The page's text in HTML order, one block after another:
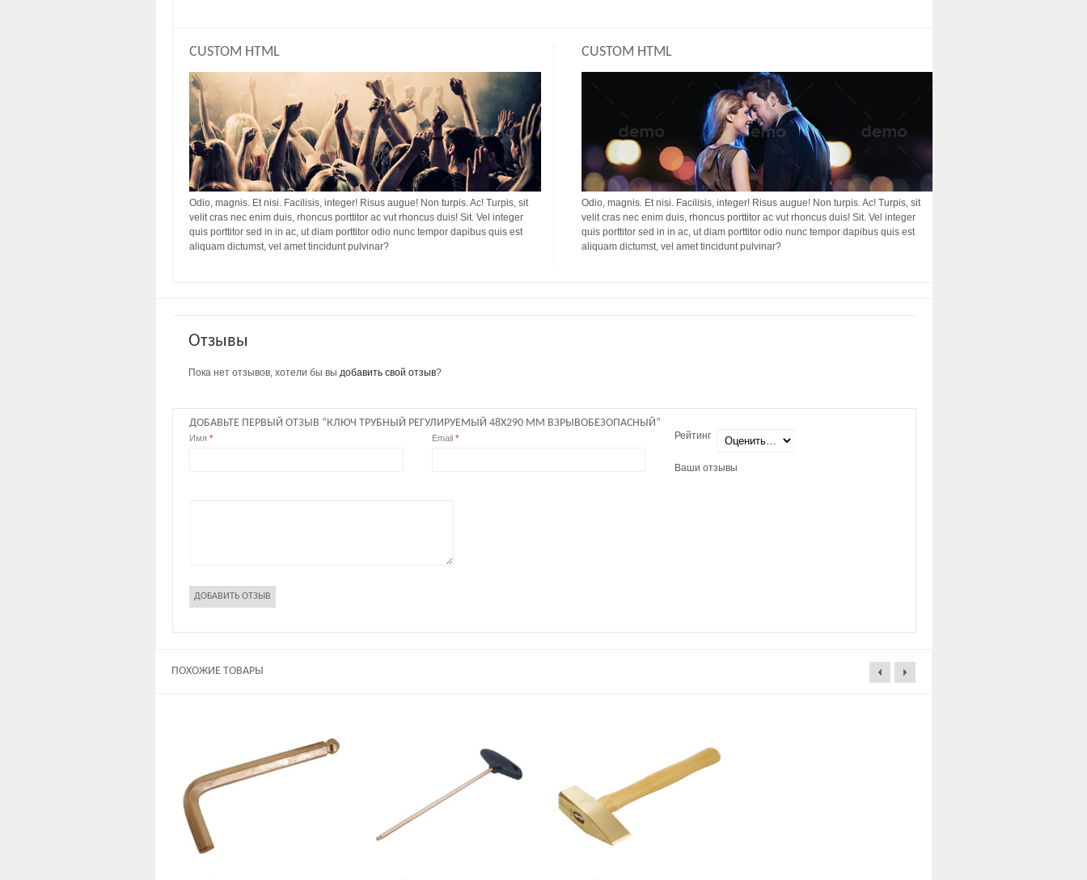
CUSTOM HTML
Odio, magnis. Et nisi. Facilisis, integer! Risus augue! Non turpis. Ac! Turpis, sit
velit cras nec enim duis, rhoncus porttitor ac vut rhoncus duis! Sit. Vel integer
quis porttitor sed in in ac, ut diam porttitor odio nunc tempor dapibus quis est
aliquam dictumst, vel amet tincidunt pulvinar?
CUSTOM HTML
Odio, magnis. Et nisi. Facilisis, integer! Risus augue! Non turpis. Ac! Turpis, sit
velit cras nec enim duis, rhoncus porttitor ac vut rhoncus duis! Sit. Vel integer
quis porttitor sed in in ac, ut diam porttitor odio nunc tempor dapibus quis est
aliquam dictumst, vel amet tincidunt pulvinar?
Отзывы
Пока нет отзывов, хотели бы вы добавить свой отзыв?
ДОБАВЬТЕ ПЕРВЫЙ ОТЗЫВ “КЛЮЧ ТРУБНЫЙ РЕГУЛИРУЕМЫЙ 48Х290 ММ ВЗРЫВОБЕЗОПАСНЫЙ”
Имя * Email * Рейтинг
Ваши отзывы
ПОХОЖИЕ ТОВАРЫ